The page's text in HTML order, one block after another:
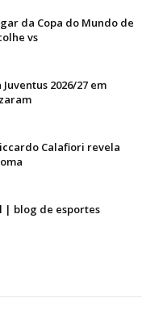
da Copa do Mundo de
vs
2026/27 em
Calafiori revela
| blog de esportes